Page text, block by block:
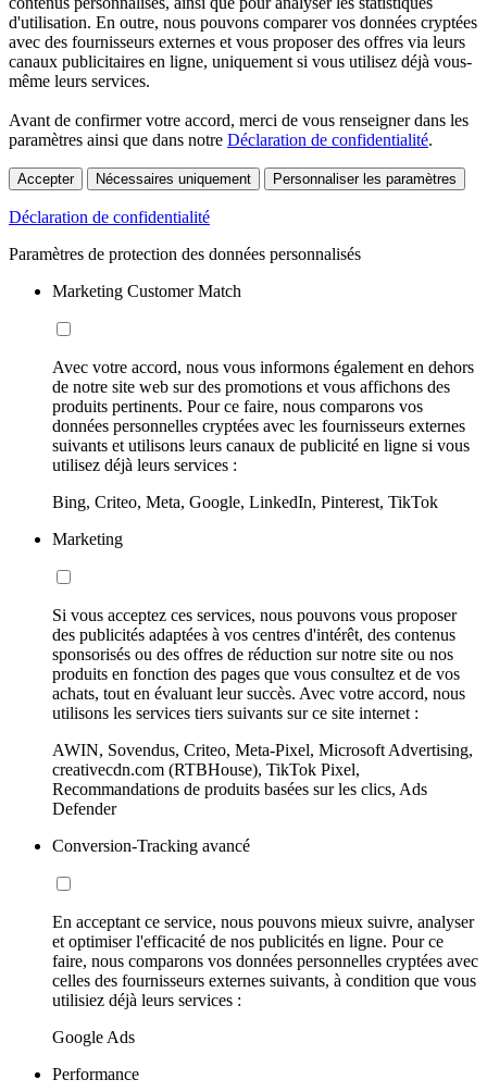
d'utilisation. En outre, nous pouvons comparer vos données cryptées
avec des fournisseurs externes et vous proposer des offres via leurs
canaux publicitaires en ligne, uniquement si vous utilisez déjà vous-
même leurs services.
Avant de confirmer votre accord, merci de vous renseigner dans les
paramètres ainsi que dans notre Déclaration de confidentialité.
Accepter Nécessaires uniquement Personnaliser les paramètres
Déclaration de confidentialité
Paramètres de protection des données personnalisés
Marketing Customer Match
Avec votre accord, nous vous informons également en dehors
de notre site web sur des promotions et vous affichons des
produits pertinents. Pour ce faire, nous comparons vos
données personnelles cryptées avec les fournisseurs externes
suivants et utilisons leurs canaux de publicité en ligne si vous
utilisez déjà leurs services :
Bing, Criteo, Meta, Google, LinkedIn, Pinterest, TikTok
Marketing
Si vous acceptez ces services, nous pouvons vous proposer
des publicités adaptées à vos centres d'intérêt, des contenus
sponsorisés ou des offres de réduction sur notre site ou nos
produits en fonction des pages que vous consultez et de vos
achats, tout en évaluant leur succès. Avec votre accord, nous
utilisons les services tiers suivants sur ce site internet :
AWIN, Sovendus, Criteo, Meta-Pixel, Microsoft Advertising,
creativecdn.com (RTBHouse), TikTok Pixel,
Recommandations de produits basées sur les clics, Ads
Defender
Conversion-Tracking avancé
En acceptant ce service, nous pouvons mieux suivre, analyser
et optimiser l'efficacité de nos publicités en ligne. Pour ce
faire, nous comparons vos données personnelles cryptées avec
celles des fournisseurs externes suivants, à condition que vous
utilisiez déjà leurs services :
Google Ads
Performance